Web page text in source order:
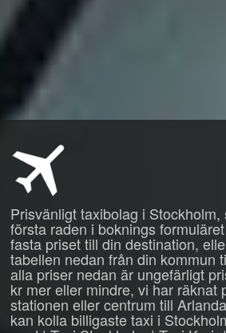
Prisvänligt taxibolag i
första raden i boknings
fasta priset till din destination,
tabellen nedan från din kommun
alla priser nedan är ungefärligt
kr mer eller mindre, vi har räknat
stationen eller centrum till
kan kolla billigaste taxi i